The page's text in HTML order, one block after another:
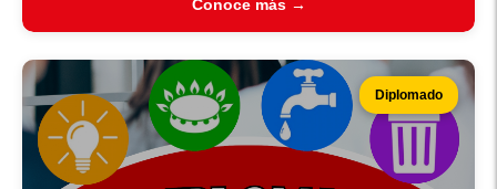
Conoce más →
Diplomado